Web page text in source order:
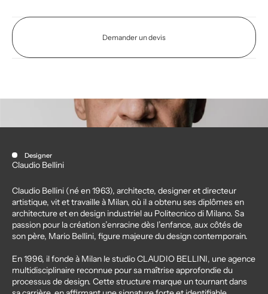
Demander un devis
Designer
Claudio Bellini
Claudio Bellini (né en 1963), architecte, designer et directeur
artistique, vit et travaille à Milan, où il a obtenu ses diplômes en
architecture et en design industriel au Politecnico di Milano. Sa
passion pour la création s’enracine dès l’enfance, aux côtés de
son père, Mario Bellini, figure majeure du design contemporain.
En 1996, il fonde à Milan le studio CLAUDIO BELLINI, une agence
multidisciplinaire reconnue pour sa maîtrise approfondie du
processus de design. Cette structure marque un tournant dans